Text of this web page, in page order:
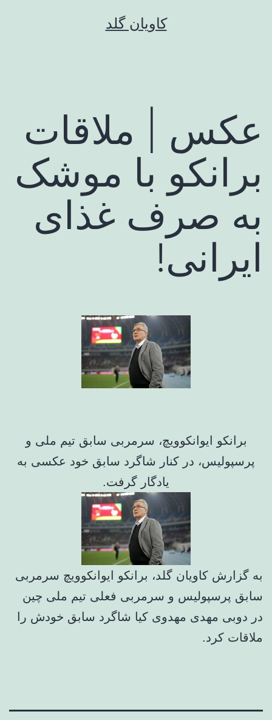
کاویان گلد
عکس | ملاقات
برانکو با موشک
به صرف غذای
ایرانی!
برانکو ایوانکوویچ، سرمربی سابق تیم ملی و
پرسپولیس، در کنار شاگرد سابق خود عکسی به
یادگار گرفت.
به گزارش کاویان گلد، برانکو ایوانکوویچ سرمربی
سابق پرسپولیس و سرمربی فعلی تیم ملی چین
در دوبی مهدی مهدوی کیا شاگرد سابق خودش را
ملاقات کرد.